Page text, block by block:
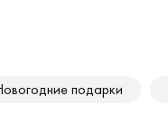
подарки